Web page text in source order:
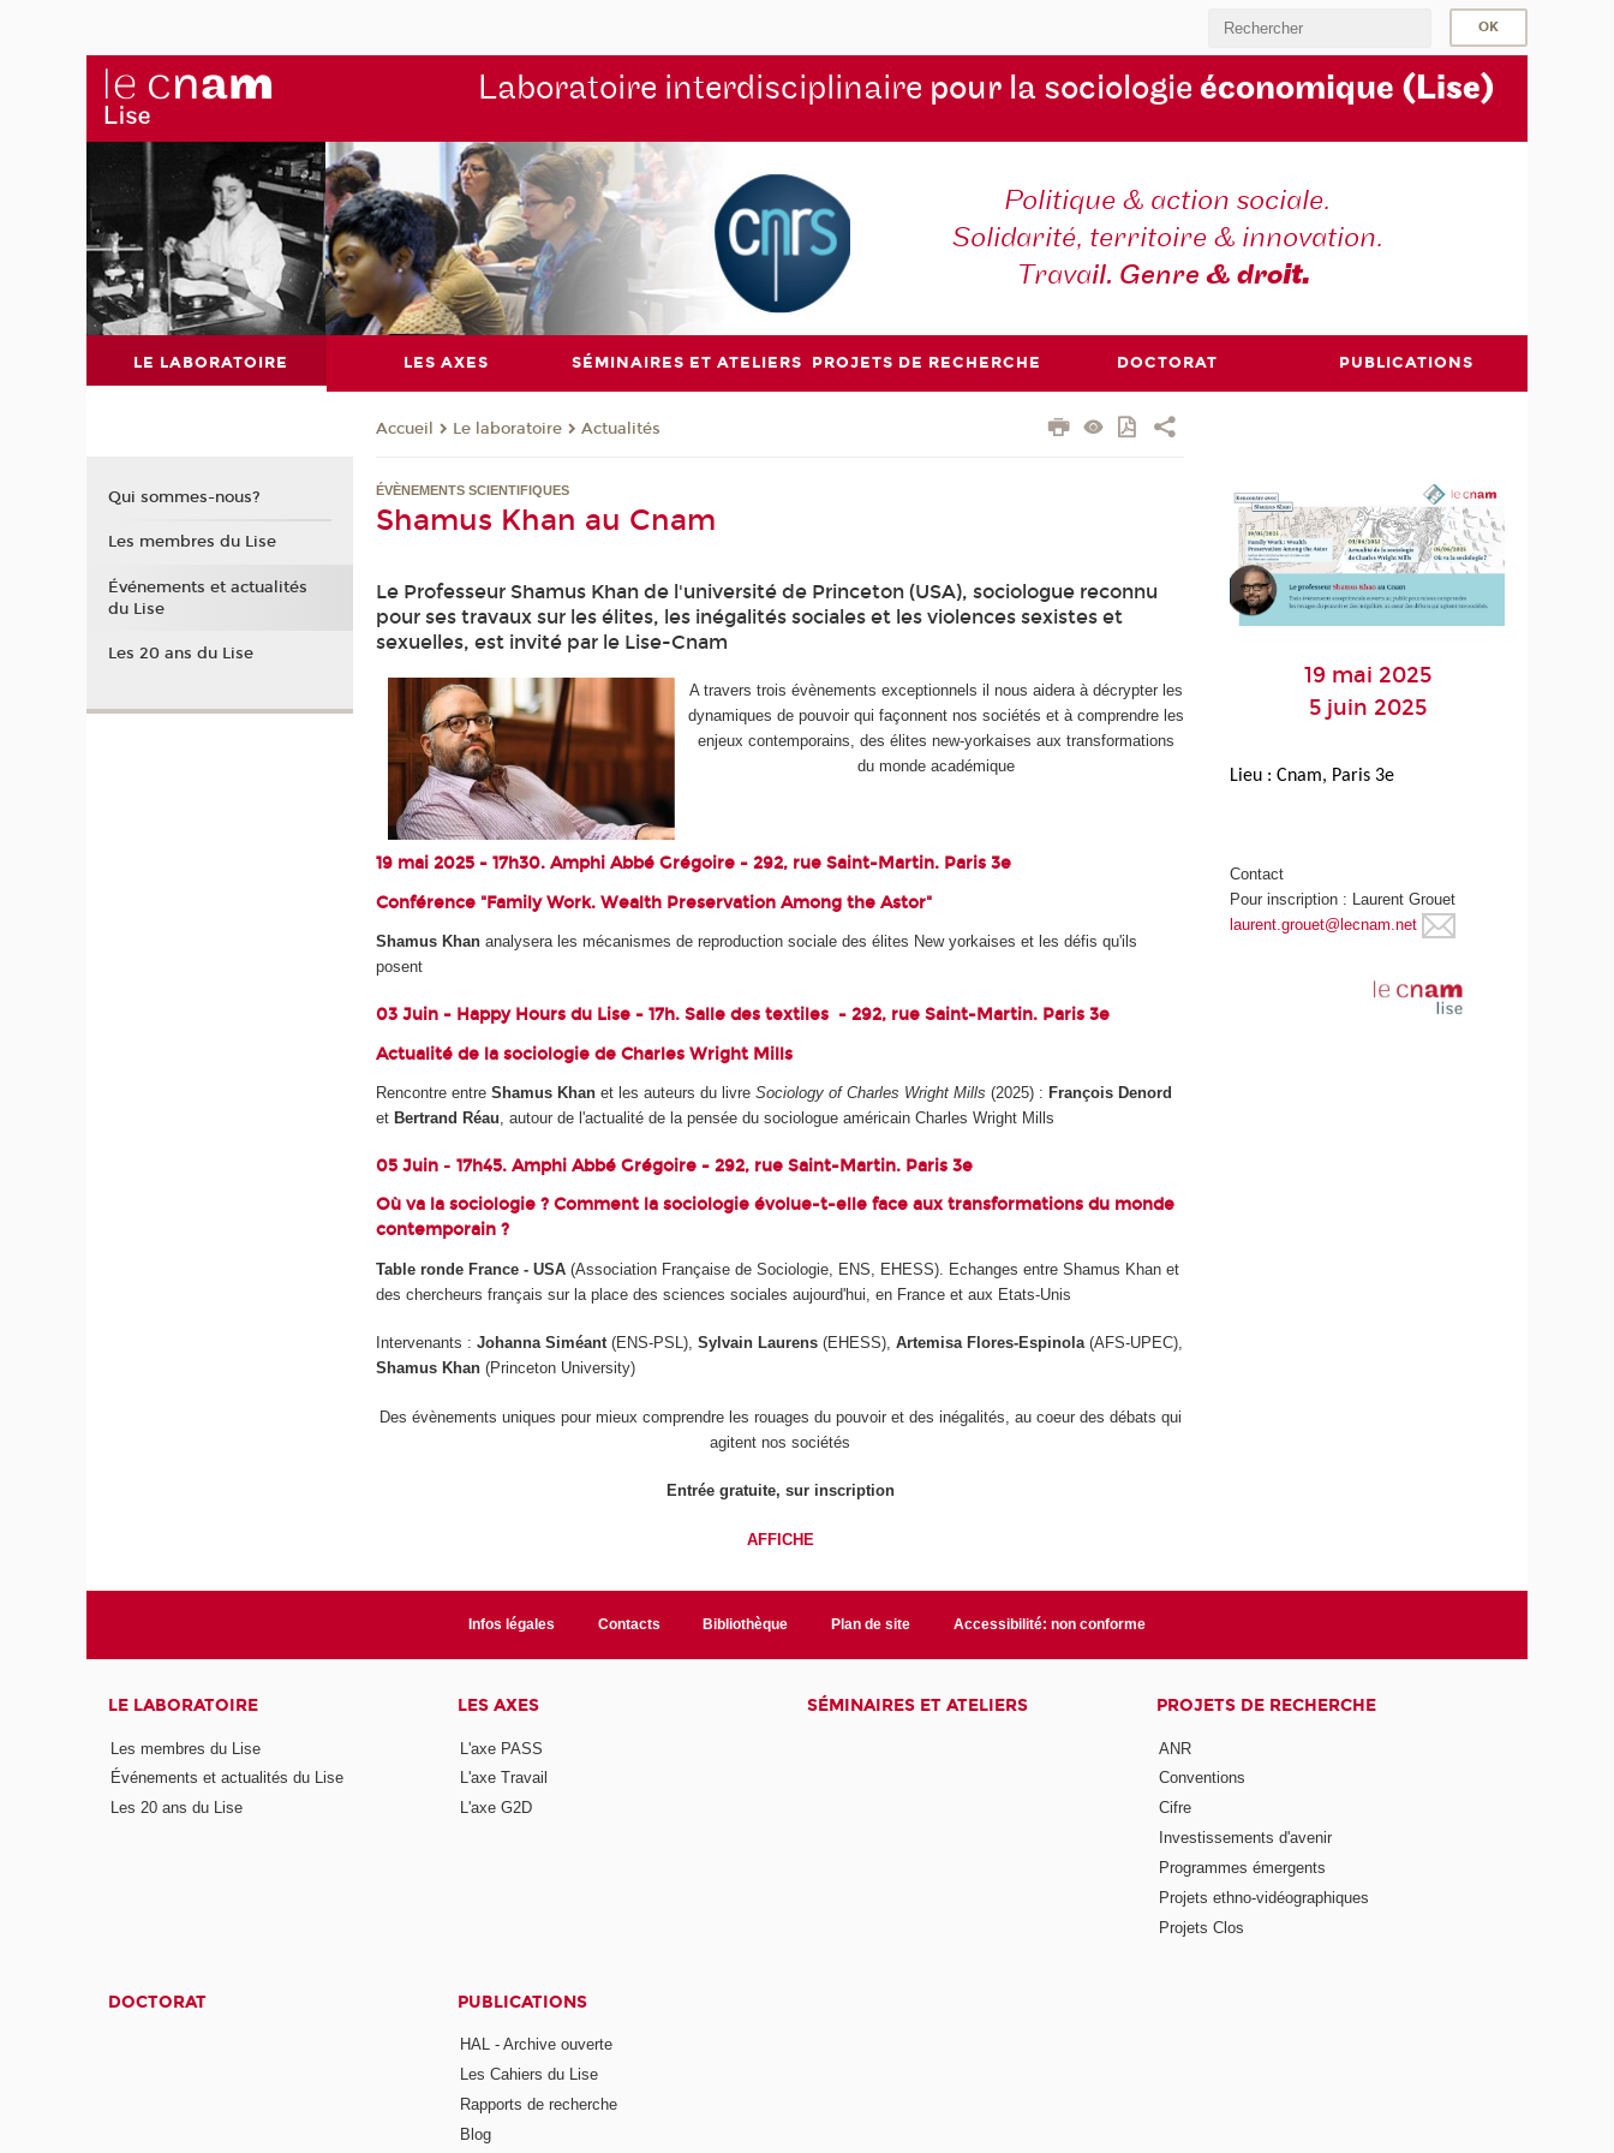
Laboratoire interdisciplinaire pour la sociologie économique (Lise)
Politique & action sociale.
Solidarité, territoire & innovation.
Travail. Genre & droit.
LE LABORATOIRE LES AXES SÉMINAIRES ET ATELIERS PROJETS DE RECHERCHE DOCTORAT PUBLICATIONS
Accueil Le laboratoire Actualités
ÉVÈNEMENTS SCIENTIFIQUES
Shamus Khan au Cnam
Le Professeur Shamus Khan de l'université de Princeton (USA), sociologue reconnu
pour ses travaux sur les élites, les inégalités sociales et les violences sexistes et
sexuelles, est invité par le Lise-Cnam
A travers trois évènements exceptionnels il nous aidera à décrypter les
dynamiques de pouvoir qui façonnent nos sociétés et à comprendre les
enjeux contemporains, des élites new-yorkaises aux transformations
du monde académique
19 mai 2025 - 17h30. Amphi Abbé Grégoire - 292, rue Saint-Martin. Paris 3e
Conférence "Family Work. Wealth Preservation Among the Astor"
Shamus Khan analysera les mécanismes de reproduction sociale des élites New yorkaises et les défis qu'ils
posent
03 Juin - Happy Hours du Lise - 17h. Salle des textiles - 292, rue Saint-Martin. Paris 3e
Actualité de la sociologie de Charles Wright Mills
Rencontre entre Shamus Khan et les auteurs du livreSociology of Charles Wright Mills (2025) : François Denord
etBertrand Réau , autour de l'actualité de la pensée du sociologue américain Charles Wright Mills
05 Juin -17h45. Amphi Abbé Grégoire - 292, rue Saint-Martin. Paris 3e
Où va la sociologie ? Comment la sociologie évolue-t-elle face aux transformations du monde
contemporain ?
Table ronde France - USA(Association Française de Sociologie, ENS, EHESS). Echanges entre Shamus Khan et
des chercheurs français sur la place des sciences sociales aujourd'hui, en France et aux Etats-Unis
Intervenants :Johanna Siméant(ENS-PSL),Sylvain Laurens (EHESS),Artemisa Flores-Espinola(AFS-UPEC),
Shamus Khan (Princeton University)
Des évènements uniques pour mieux comprendre les rouages du pouvoir et des inégalités, au coeur des débats qui
agitent nos sociétés
Entrée gratuite, sur inscription
AFFICHE
19 mai 2025
5 juin 2025
Lieu : Cnam, Paris 3e
Contact
Pour inscription : Laurent Grouet
laurent.grouet@lecnam.net
Qui sommes-nous?
Les membres du Lise
Événements et actualités
du Lise
Les 20 ans du Lise
Infos légales Contacts Bibliothèque Plan de site Accessibilité: non conforme
LE LABORATOIRE
Les membres du Lise
Événements et actualités du Lise
Les 20 ans du Lise
LES AXES
L'axe PASS
L'axe Travail
L'axe G2D
SÉMINAIRES ET ATELIERS PROJETS DE RECHERCHE
ANR
Conventions
Cifre
Investissements d'avenir
Programmes émergents
Projets ethno-vidéographiques
Projets Clos
DOCTORAT PUBLICATIONS
HAL - Archive ouverte
Les Cahiers du Lise
Rapports de recherche
Blog